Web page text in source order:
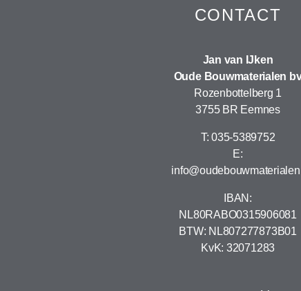
CONTACT
Jan van IJken
Oude Bouwmaterialen
Rozenbottelberg 1
3755 BR Eemnes
T: 035-5389752
E:
IBAN:
NL80RABO0315906081
BTW: NL807277873B01
KvK: 32071283